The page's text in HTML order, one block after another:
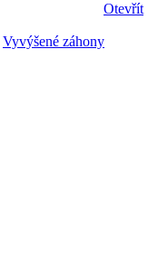
Otevřít
Vyvýšené záhony